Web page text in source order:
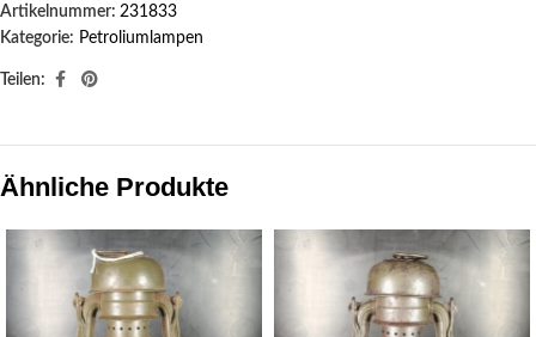
Artikelnummer: 231833
Kategorie: Petroliumlampen
Teilen:
Ähnliche Produkte